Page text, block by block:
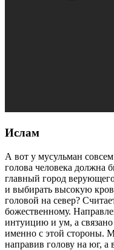
Ислам
А вот у мусульман
голова человека должна
главный город
и выбирать высокую
головой на север?
божественному.
интуицию и ум, а связано
именно с этой стороны.
направив голову на юг, а